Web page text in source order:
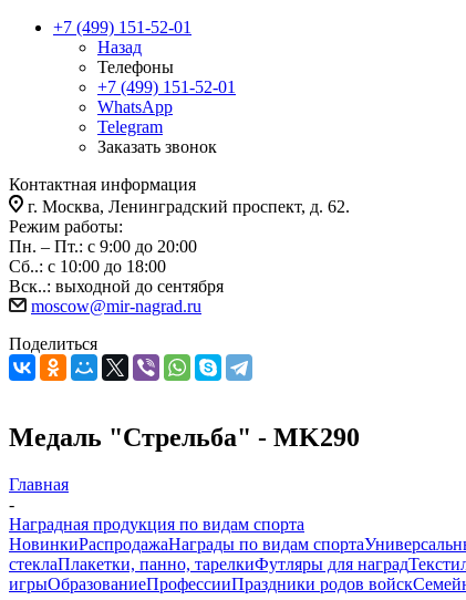
+7 (499) 151-52-01
Назад
Телефоны
+7 (499) 151-52-01
WhatsApp
Telegram
Заказать звонок
Контактная информация
г. Москва, Ленинградский проспект, д. 62.
Режим работы:
Пн. – Пт.: с 9:00 до 20:00
Сб..: с 10:00 до 18:00
Вск..: выходной до сентября
moscow@mir-nagrad.ru
Поделиться
Медаль "Стрельба" - MK290
Главная
-
Наградная продукция по видам спорта
НовинкиРаспродажаНаграды по видам спорта
стеклаПлакетки, панно, тарелкиФутляры для наград
игрыОбразованиеПрофессииПраздники родов войск